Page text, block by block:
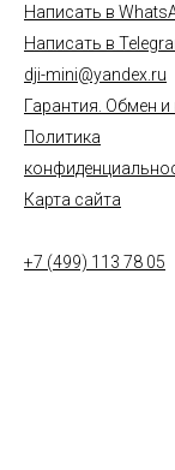
Написать в
Написать в
dji-mini@yandex.ru
Гарантия. Обмен и
Политика
Карта сайта
+7 (499) 113 78 05